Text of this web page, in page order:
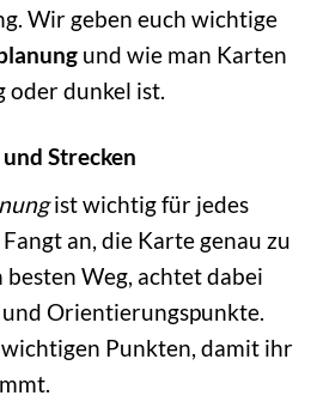
Wir geben euch wichtige
und wie man Karten
oder dunkel ist.
Strecken
ist wichtig für jedes
an, die Karte genau zu
Weg, achtet dabei
Orientierungspunkte.
Punkten, damit ihr